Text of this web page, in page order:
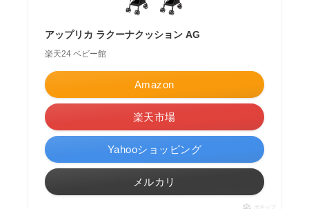
アップリカ ラクーナクッション AG
楽天24 ベビー館
Amazon
楽天市場
Yahooショッピング
メルカリ
ポチップ